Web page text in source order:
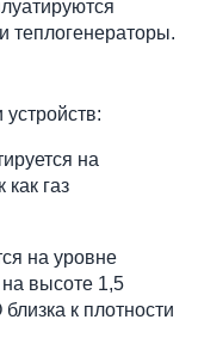
теплогенераторы.
на
как газ
на уровне
высоте 1,5
к плотности